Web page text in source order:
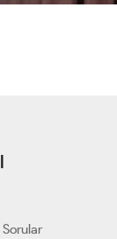
Sorular